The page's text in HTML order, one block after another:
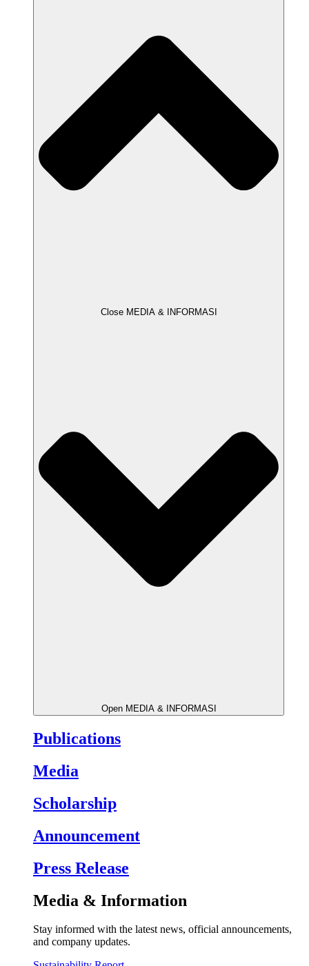
Close MEDIA & INFORMASI
Open MEDIA & INFORMASI
Publications
Media
Scholarship
Announcement
Press Release
Media & Information
Stay informed with the latest news, official announcements,
and company updates.